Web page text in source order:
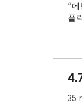
“
플
랭
면
35